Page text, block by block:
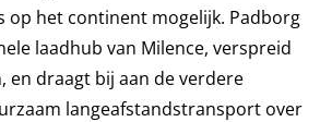
het continent mogelijk. Padborg
laadhub van Milence, verspreid
en draagt bij aan de verdere
langeafstandstransport over